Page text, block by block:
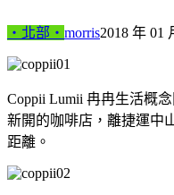
‧北部‧ morris2018 年 01
Coppii Lumii 冉冉生活概
新開的咖啡店，離捷運中
距離。